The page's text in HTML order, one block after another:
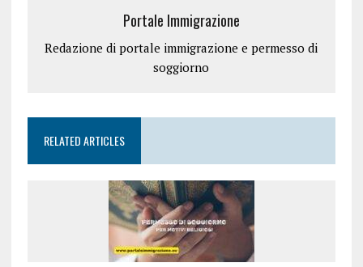
Portale Immigrazione
Redazione di portale immigrazione e permesso di
soggiorno
RELATED ARTICLES